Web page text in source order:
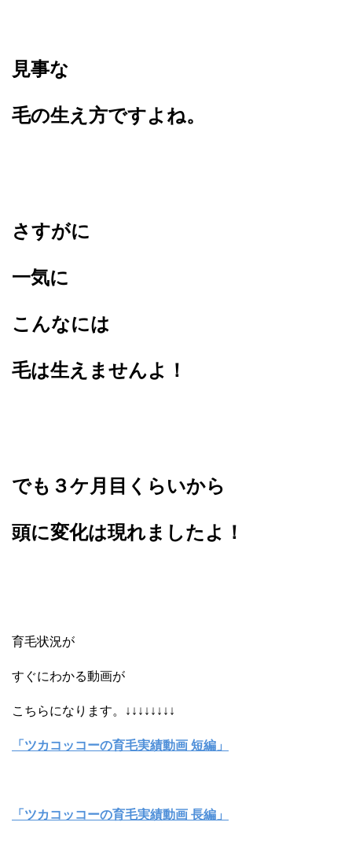
見事な
毛の生え方ですよね。
さすがに
一気に
こんなには
毛は生えませんよ！
でも３ケ月目くらいから
頭に変化は現れましたよ！
育毛状況が
すぐにわかる動画が
こちらになります。↓↓↓↓↓↓↓↓
「ツカコッコーの育毛実績動画 短編」
「ツカコッコーの育毛実績動画 長編」